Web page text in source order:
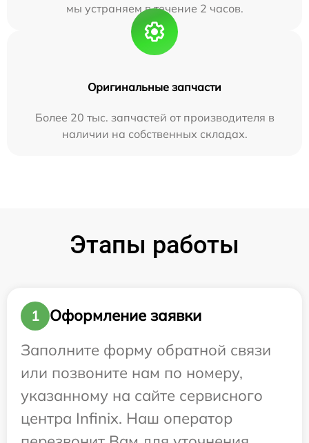
мы устраняем в течение 2 часов.
Оригинальные запчасти
Более 20 тыс. запчастей от производителя в
наличии на собственных складах.
Этапы работы
1
Оформление заявки
Заполните форму обратной связи
или позвоните нам по номеру,
указанному на сайте сервисного
центра Infinix. Наш оператор